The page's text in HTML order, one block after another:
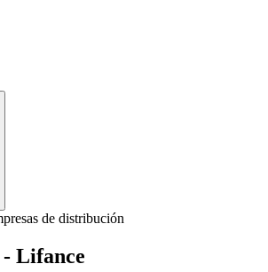
de distribución
- Lifance